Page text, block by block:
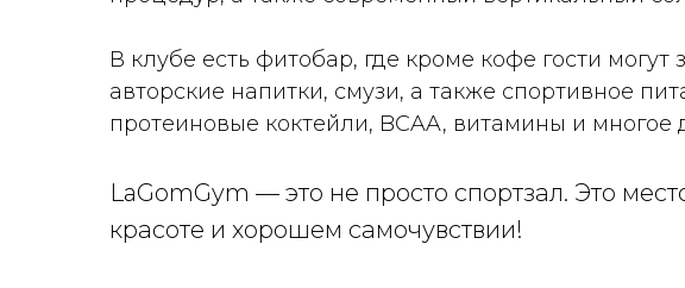
В клубе есть фитобар, где кроме кофе гости могут
авторские напитки, смузи, а также спортивное
протеиновые коктейли, BCAA, витамины и многое
LaGomGym — это не просто спортзал. Это
красоте и хорошем самочувствии!